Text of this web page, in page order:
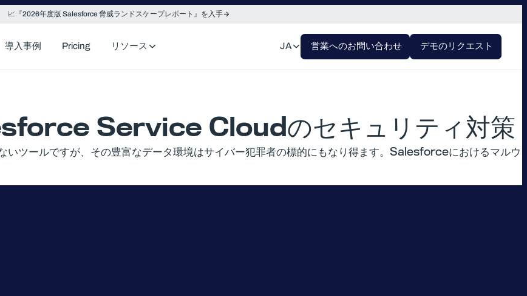
📈『2026年度版 Salesforce 脅威ランドスケープレポート』を入手
導入事例 Pricing リソース JA 営業へのお問い合わせ デモのリクエスト
Service Cloudのセキュリティ対策
ールですが、その豊富なデータ環境はサイバー犯罪者の標的にもなり得ます。Salesforceにおけるマルウ